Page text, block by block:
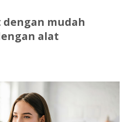
dengan mudah
alat